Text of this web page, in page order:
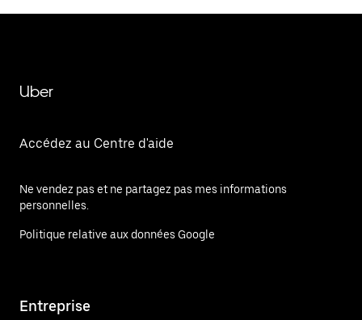
Uber
Accédez au Centre d'aide
Ne vendez pas et ne partagez pas mes informations
personnelles.
Politique relative aux données Google
Entreprise